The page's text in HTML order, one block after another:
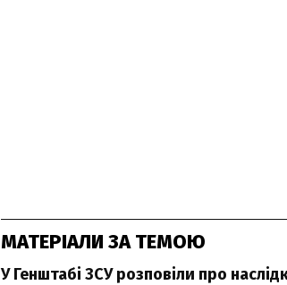
МАТЕРІАЛИ ЗА ТЕМОЮ
У Генштабі ЗСУ розповіли про